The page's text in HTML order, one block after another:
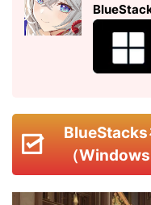
BlueStacks
（Windows